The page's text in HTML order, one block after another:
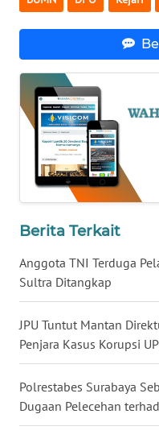
Berita Terkait
Anggota TNI Terduga
Sultra Ditangkap
JPU Tuntut Mantan
Penjara Kasus Korupsi
Polrestabes Surabaya
Dugaan Pelecehan
WN
KALTENG
WN
KALTARA
WN
KALSEL
SULSEL
GORONTALO
SULUT